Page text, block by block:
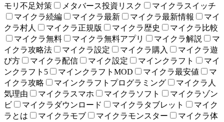
モリ不足対策
メタバース投資リスク
マイクラスイッチ
マイクラ続編
マイクラ最新 マイクラ最新情報
マイ
クラ村人
マイクラ正規版 マイクラ歴史
マイクラ比較
マイクラ無料
マイクラ無料アプリ マイクラ解説
マ
イクラ攻略法
マイクラ設定 マイクラ購入
マイクラ遊
び方
マイクラ配信 マイク設定 マインクラフト
マイ
ンクラフト5
マインクラフトMOD マイクラ最安値
マ
イクラ攻略
マインクラフトプログラミング
マイクラ人
気理由
マイクラスマホ マイクラソフト
マイクラゾン
ビ
マイクラダウンロード マイクラタブレット
マイク
ラとは
マイクラモブ マイクラモンスター
マイクラ体